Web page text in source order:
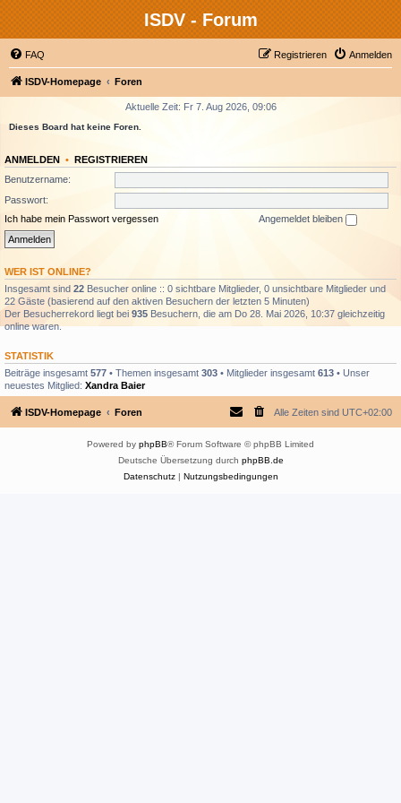
ISDV - Forum
FAQ Anmelden
Registrieren
ISDV-Homepage Foren
Aktuelle Zeit: Fr 7. Aug 2026, 09:06
Dieses Board hat keine Foren.
ANMELDEN • REGISTRIEREN
Benutzername:
Passwort:
Ich habe mein Passwort vergessen
Angemeldet bleiben
WER IST ONLINE?
Insgesamt sind 22 Besucher online :: 0 sichtbare Mitglieder, 0 unsichtbare Mitglieder und
22 Gäste (basierend auf den aktiven Besuchern der letzten 5 Minuten)
Der Besucherrekord liegt bei 935 Besuchern, die am Do 28. Mai 2026, 10:37 gleichzeitig
online waren.
STATISTIK
Beiträge insgesamt 577 • Themen insgesamt 303 • Mitglieder insgesamt 613 • Unser
neuestes Mitglied: Xandra Baier
ISDV-Homepage Foren Alle Zeiten sind UTC+02:00
Powered by phpBB® Forum Software © phpBB Limited
Deutsche Übersetzung durch phpBB.de
Datenschutz| Nutzungsbedingungen